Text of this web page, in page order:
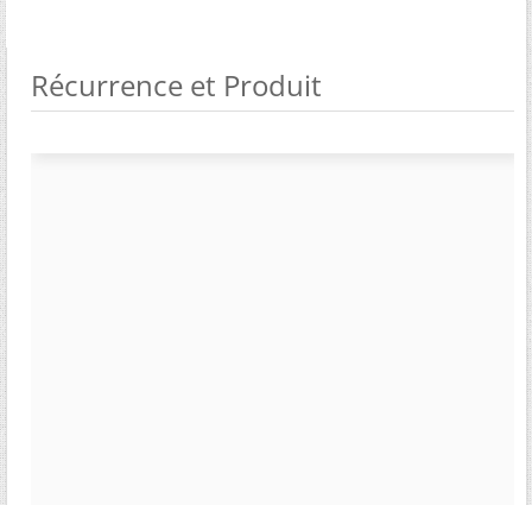
Récurrence et Produit